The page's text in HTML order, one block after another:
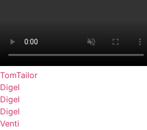
TomTailor
Digel
Digel
Digel
Venti